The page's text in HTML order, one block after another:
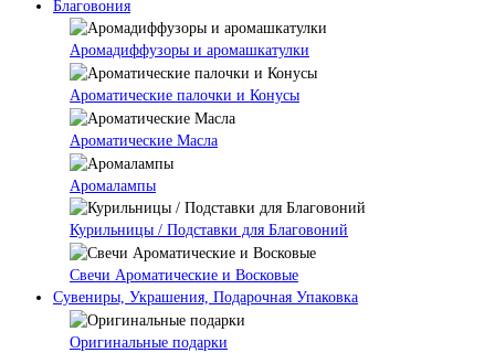
Благовония
Аромадиффузоры и аромашкатулки
Ароматические палочки и Конусы
Ароматические Масла
Аромалампы
Курильницы / Подставки для Благовоний
Свечи Ароматические и Восковые
Сувениры, Украшения, Подарочная Упаковка
Оригинальные подарки